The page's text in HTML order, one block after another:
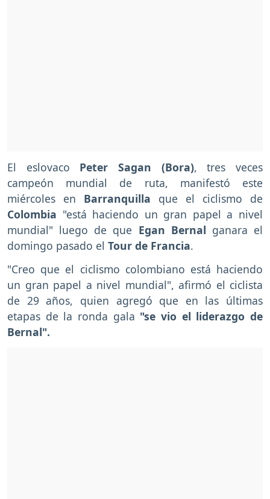
El eslovaco Peter Sagan (Bora), tres veces
campeón mundial de ruta, manifestó este
miércoles en Barranquilla que el ciclismo de
Colombia "está haciendo un gran papel a nivel
mundial" luego de que Egan Bernal ganara el
domingo pasado el Tour de Francia.
"Creo que el ciclismo colombiano está haciendo
un gran papel a nivel mundial", afirmó el ciclista
de 29 años, quien agregó que en las últimas
etapas de la ronda gala "se vio el liderazgo de
Bernal".